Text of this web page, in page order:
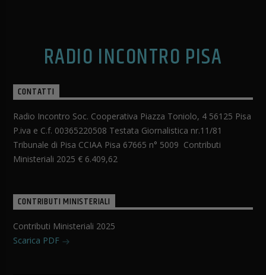
RADIO INCONTRO PISA
CONTATTI
Radio Incontro Soc. Cooperativa Piazza Toniolo, 4 56125 Pisa
P.iva e C.f. 00365220508 Testata Giornalistica nr.11/81
Tribunale di Pisa CCIAA Pisa 67665 n° 5009 Contributi
Ministeriali 2025 € 6.409,62
CONTRIBUTI MINISTERIALI
Contributi Ministeriali 2025
Scarica PDF